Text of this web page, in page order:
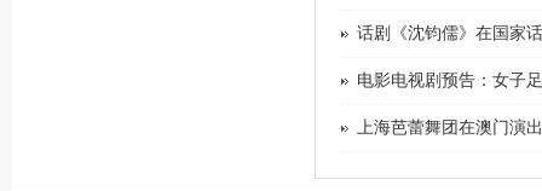
话剧《沈钧儒》在国家
电影电视剧预告：女子
上海芭蕾舞团在澳门演